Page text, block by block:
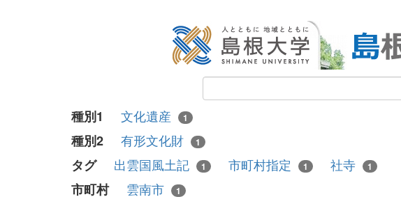
種別1 文化遺産 1
種別2 有形文化財 1
タグ 出雲国風土記 1 市町村指定 1 社寺 1
市町村 雲南市 1